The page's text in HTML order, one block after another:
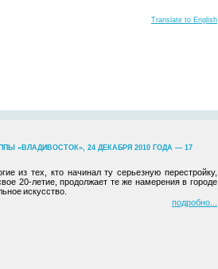
Translate to English
«ВЛАДИВОСТОК», 24 ДЕКАБРЯ 2010 ГОДА — 17
из тех, кто начинал ту серьезную перестройку,
20-летие, продолжает те же намерения в городе
искусство.
подробно